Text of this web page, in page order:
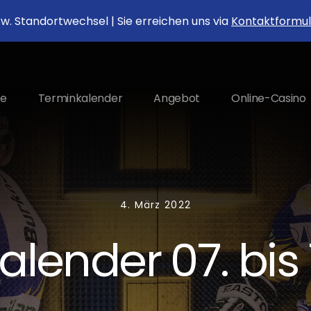
Terminkalender Angebot Online-Casino
4. März 2022
07. bis
Standortwechsel | Sie erreichen uns via